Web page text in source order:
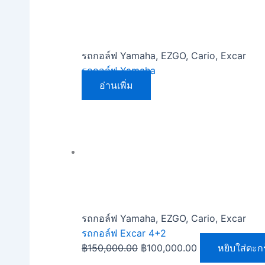
รถกอล์ฟ Yamaha, EZGO, Cario, Excar
รถกอล์ฟ Yamaha
อ่านเพิ่ม
รถกอล์ฟ Yamaha, EZGO, Cario, Excar
รถกอล์ฟ Excar 4+2
฿150,000.00 ฿100,000.00 หยิบใส่ตะก